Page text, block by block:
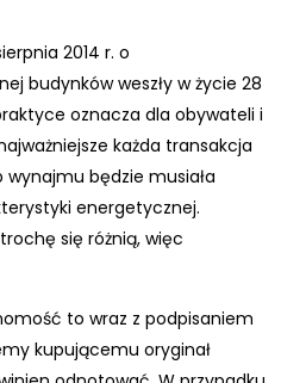
2014 r. o
budynków weszły w życie 28
oznacza dla obywateli i
każda transakcja
będzie musiała
energetycznej.
się różnią, więc
to wraz z podpisaniem
kupującemu oryginał